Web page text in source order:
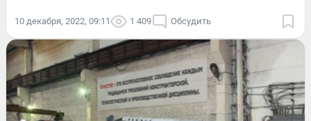
10 декабря, 2022, 09:11 1 409 Обсудить